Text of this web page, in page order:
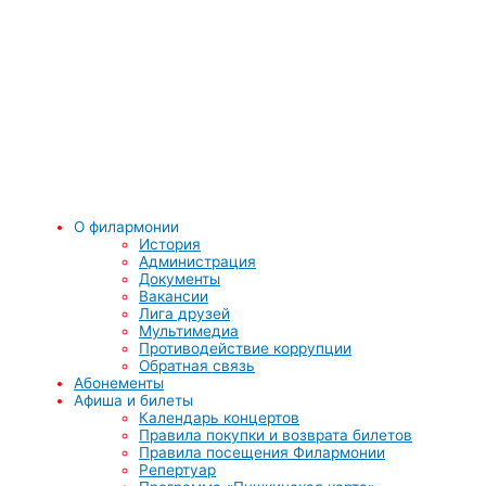
О филармонии
История
Администрация
Документы
Вакансии
Лига друзей
Мультимедиа
Противодействие коррупции
Обратная связь
Абонементы
Афиша и билеты
Календарь концертов
Правила покупки и возврата билетов
Правила посещения Филармонии
Репертуар